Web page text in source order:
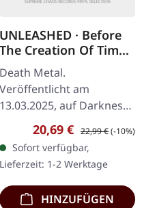
UNLEASHED · Before
The Creation Of Time
| BLACK LP
Death Metal.
Veröffentlicht am
13.03.2025, auf Darkness
Shall Rise Productions.
Schwarzes Vinyl mit 16-
seitigem Booklet und A2
Poster. Limitiert auf…
Verkaufspreis:
20,69 € Regulärer Preis:
22,99 €(-10%)
Sofort verfügbar,
Lieferzeit: 1-2 Werktage
HINZUFÜGEN